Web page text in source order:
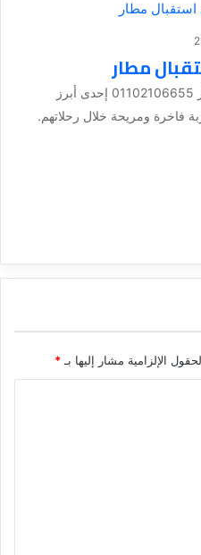
مطار
تعتبر خدمة إيجار الليموزين للمطار 01102106655 إحدى أبرز
فاخرة ومريحة خلال رحلاتهم.
الإلزامية مشار إليها بـ*